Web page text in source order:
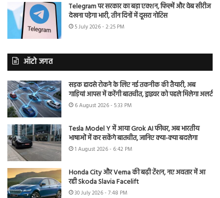
Telegram पर सरकार का बड़ा एक्शन, फिल्में और वेब सीरीज
देखना पड़ेगा भारी, तीन दिनों में दूसरा नोटिस
5 July 2026 - 2:25 PM
ऑटो जगत
सड़क हादसे रोकने के लिए नई तकनीक की तैयारी, अब
गाड़ियां आपस में करेंगी बातचीत, ड्राइवर को पहले मिलेगा अलर्ट
6 August 2026 - 5:33 PM
Tesla Model Y में आया Grok AI फीचर, अब भारतीय
भाषाओं में कर सकेंगे बातचीत, जानिए क्या-क्या बदलेगा
1 August 2026 - 6:42 PM
Honda City और Verna की बढ़ी टेंशन, नए अवतार में आ
रही Skoda Slavia Facelift
30 July 2026 - 7:48 PM